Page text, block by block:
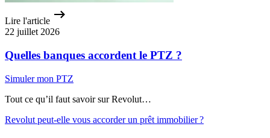
Lire l'article
22 juillet 2026
Quelles banques accordent le PTZ ?
Simuler mon PTZ
Tout ce qu’il faut savoir sur Revolut…
Revolut peut-elle vous accorder un prêt immobilier ?